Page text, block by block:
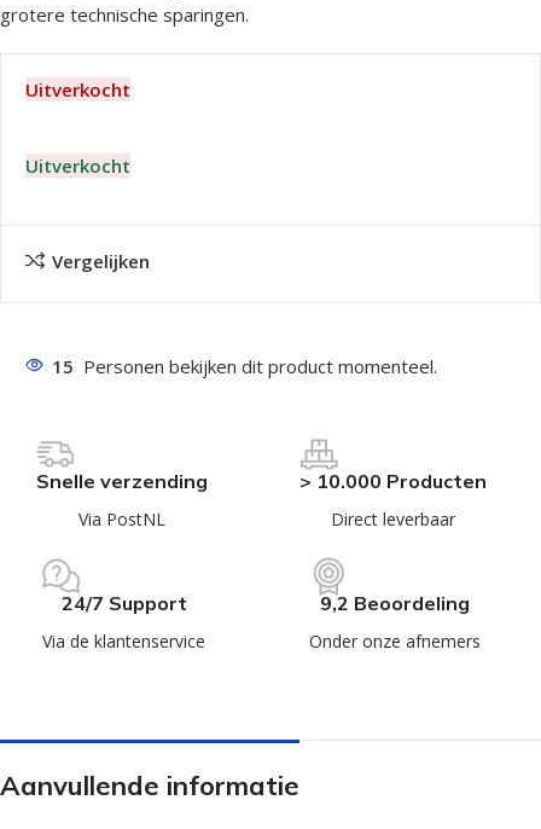
grotere technische sparingen.
Uitverkocht
Uitverkocht
Vergelijken
15 Personen bekijken dit product momenteel.
Snelle verzending
Via PostNL
> 10.000 Producten
Direct leverbaar
24/7 Support
Via de klantenservice
9,2 Beoordeling
Onder onze afnemers
Aanvullende informatie